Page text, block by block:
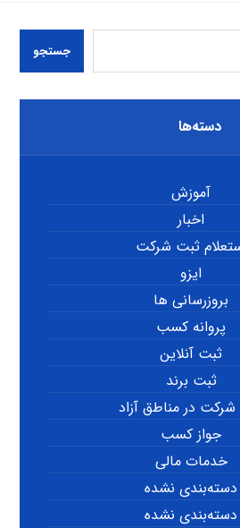
جستجو
دسته‌ها
آموزش
اخبار
ثبت شرکت
ایزو
بروزرسانی ها
پروانه کسب
ثبت آنلاین
ثبت برند
در مناطق آزاد
جواز کسب
خدمات مالی
دسته‌بندی نشده
دسته‌بندی نشده